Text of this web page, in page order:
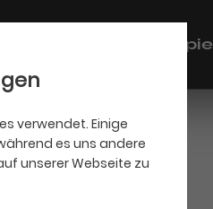
verwendet. Einige
es uns andere
unserer Webseite zu
Schauspiel